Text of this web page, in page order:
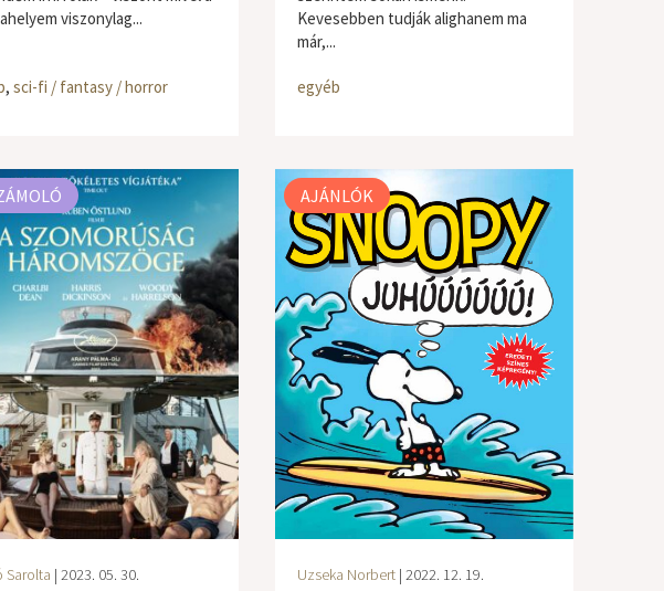
viszonylag...
, sci-fi / fantasy / horror
Kevesebben tudják alighanem ma
már,...
egyéb
Sarolta | 2023. 05. 30.
AJÁNLÓK
Uzseka Norbert| 2022. 12. 19.